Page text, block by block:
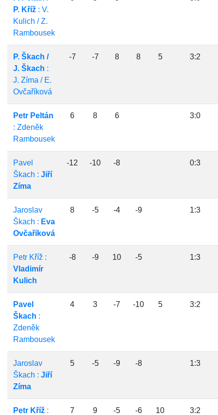
P. Kříž : V.
Kulich / Z.
Rambousek
P. Škach /
J. Škach :
J. Zíma / E.
Ovčaříková
-7 -7 8 8 5 3:2
Petr Peltán
: Zdeněk
Rambousek
6 8 6 3:0
Pavel
Škach : Jiří
Zíma
-12 -10 -8 0:3
Jaroslav
Škach : Eva
Ovčaříková
8 -5 -4 -9 1:3
Petr Kříž :
Vladimír
Kulich
-8 -9 10 -5 1:3
Pavel
Škach :
Zdeněk
Rambousek
4 3 -7 -10 5 3:2
Jaroslav
Škach : Jiří
Zíma
5 -5 -9 -8 1:3
Petr Kříž :
7 9 -5 -6 10 3:2